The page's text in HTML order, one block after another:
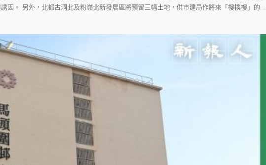
因。 另外，北都古洞北及粉嶺北新發展區將預留三幅土地，供市建局作將來「樓換樓」的...